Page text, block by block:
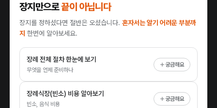
장지만으로끝이 아닙니다
장지를 정하셨다면 절반은 오셨습니다. 혼자서는 알기 어려운 부분까
지 한번에 알아보세요.
장례 전체 절차 한눈에 보기
무엇을 언제 준비하나
궁금해요
장례식장(빈소) 비용 알아보기
빈소, 음식 비용
궁금해요